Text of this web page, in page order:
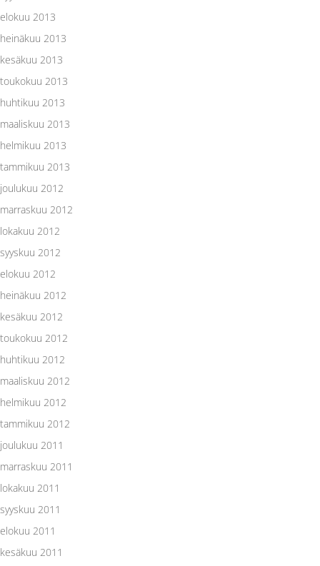
elokuu 2013
heinäkuu 2013
kesäkuu 2013
toukokuu 2013
huhtikuu 2013
maaliskuu 2013
helmikuu 2013
tammikuu 2013
joulukuu 2012
marraskuu 2012
lokakuu 2012
syyskuu 2012
elokuu 2012
heinäkuu 2012
kesäkuu 2012
toukokuu 2012
huhtikuu 2012
maaliskuu 2012
helmikuu 2012
tammikuu 2012
joulukuu 2011
marraskuu 2011
lokakuu 2011
syyskuu 2011
elokuu 2011
kesäkuu 2011